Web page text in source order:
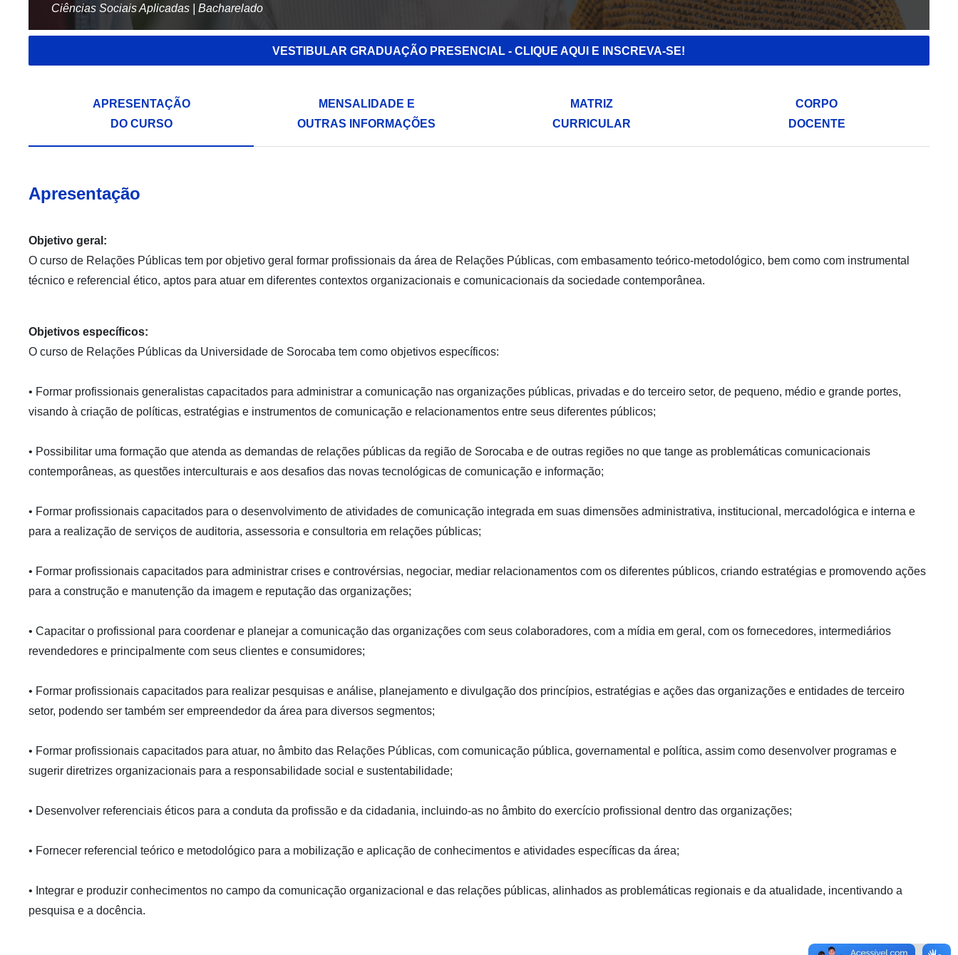
Ciências Sociais Aplicadas | Bacharelado
VESTIBULAR GRADUAÇÃO PRESENCIAL - CLIQUE AQUI E INSCREVA-SE!
APRESENTAÇÃO
DO CURSO
MENSALIDADE E
OUTRAS INFORMAÇÕES
MATRIZ
CURRICULAR
CORPO
DOCENTE
Apresentação
Objetivo geral:
O curso de Relações Públicas tem por objetivo geral formar profissionais da área de Relações Públicas, com embasamento teórico-metodológico, bem como com instrumental
técnico e referencial ético, aptos para atuar em diferentes contextos organizacionais e comunicacionais da sociedade contemporânea.
Objetivos específicos:
O curso de Relações Públicas da Universidade de Sorocaba tem como objetivos específicos:
• Formar profissionais generalistas capacitados para administrar a comunicação nas organizações públicas, privadas e do terceiro setor, de pequeno, médio e grande portes,
visando à criação de políticas, estratégias e instrumentos de comunicação e relacionamentos entre seus diferentes públicos;
• Possibilitar uma formação que atenda as demandas de relações públicas da região de Sorocaba e de outras regiões no que tange as problemáticas comunicacionais
contemporâneas, as questões interculturais e aos desafios das novas tecnológicas de comunicação e informação;
• Formar profissionais capacitados para o desenvolvimento de atividades de comunicação integrada em suas dimensões administrativa, institucional, mercadológica e interna e
para a realização de serviços de auditoria, assessoria e consultoria em relações públicas;
• Formar profissionais capacitados para administrar crises e controvérsias, negociar, mediar relacionamentos com os diferentes públicos, criando estratégias e promovendo ações
para a construção e manutenção da imagem e reputação das organizações;
• Capacitar o profissional para coordenar e planejar a comunicação das organizações com seus colaboradores, com a mídia em geral, com os fornecedores, intermediários
revendedores e principalmente com seus clientes e consumidores;
• Formar profissionais capacitados para realizar pesquisas e análise, planejamento e divulgação dos princípios, estratégias e ações das organizações e entidades de terceiro
setor, podendo ser também ser empreendedor da área para diversos segmentos;
• Formar profissionais capacitados para atuar, no âmbito das Relações Públicas, com comunicação pública, governamental e política, assim como desenvolver programas e
sugerir diretrizes organizacionais para a responsabilidade social e sustentabilidade;
• Desenvolver referenciais éticos para a conduta da profissão e da cidadania, incluindo-as no âmbito do exercício profissional dentro das organizações;
• Fornecer referencial teórico e metodológico para a mobilização e aplicação de conhecimentos e atividades específicas da área;
• Integrar e produzir conhecimentos no campo da comunicação organizacional e das relações públicas, alinhados as problemáticas regionais e da atualidade, incentivando a
pesquisa e a docência.